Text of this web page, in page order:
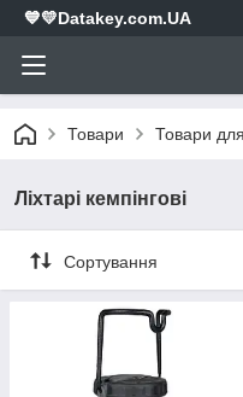
💙💛Datakey.com.UA
Товари Товари
Ліхтарі кемпінгові
Сортування